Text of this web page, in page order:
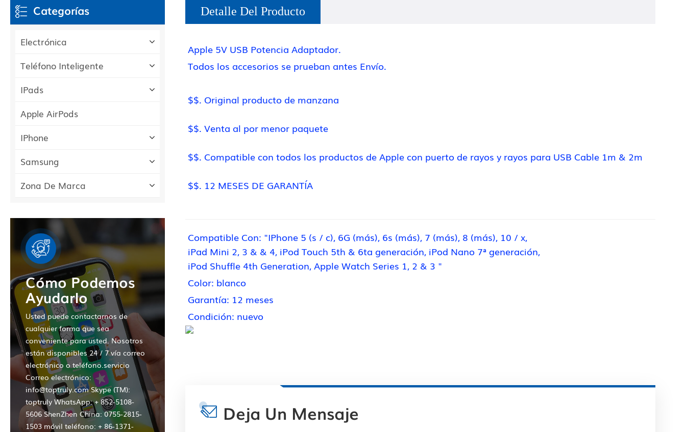
Detalle Del Producto
Apple 5V USB Potencia Adaptador.
Todos los accesorios se prueban antes Envío.
$$. Original producto de manzana
$$. Venta al por menor paquete
$$. Compatible con todos los productos de Apple con puerto de rayos y rayos para USB Cable 1m & 2m
$$. 12 MESES DE GARANTÍA
Compatible Con: "IPhone 5 (s / c), 6G (más), 6s (más), 7 (más), 8 (más), 10 / x,
iPad Mini 2, 3 & & 4, iPod Touch 5th & 6ta generación, iPod Nano 7ª generación,
iPod Shuffle 4th Generation, Apple Watch Series 1, 2 & 3 "
Color: blanco
Garantía: 12 meses
Condición: nuevo
Deja Un Mensaje
Categorías
Electrónica
Teléfono Inteligente
IPads
Apple AirPods
IPhone
Samsung
Zona De Marca
Cómo Podemos
Ayudarlo
Usted puede contactarnos de
cualquier forma que sea
conveniente para usted. Nosotros
están disponibles 24 / 7 vía correo
electrónico o teléfono.servicio
Correo electrónico:
info@toptruly.com Skype (TM):
toptruly WhatsApp: + 852-5108-
5606 ShenZhen China: 0755-2815-
1503 móvil teléfono: + 86-1371-